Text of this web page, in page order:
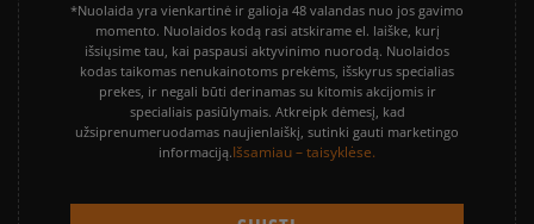
*Nuolaida yra vienkartinė ir galioja 48 valandas nuo jos gavimo
momento. Nuolaidos kodą rasi atskirame el. laiške, kurį
išsiųsime tau, kai paspausi aktyvinimo nuorodą. Nuolaidos
kodas taikomas nenukainotoms prekėms, išskyrus specialias
prekes, ir negali būti derinamas su kitomis akcijomis ir
specialiais pasiūlymais. Atkreipk dėmesį, kad
užsiprenumeruodamas naujienlaiškį, sutinki gauti marketingo
informaciją.Išsamiau – taisyklėse.